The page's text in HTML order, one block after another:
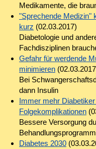
Medikamente, die
"Sprechende Medizin"
kurz (02.03.2017)
Diabetologie und
Fachdisziplinen
Gefahr für werdende
minimieren
Bei
dann Insulin
Immer mehr
Folgekomplikationen
Bessere Versorgung
Behandlungsprogramm
Diabetes 2030